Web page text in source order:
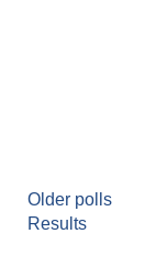
Older polls
Results